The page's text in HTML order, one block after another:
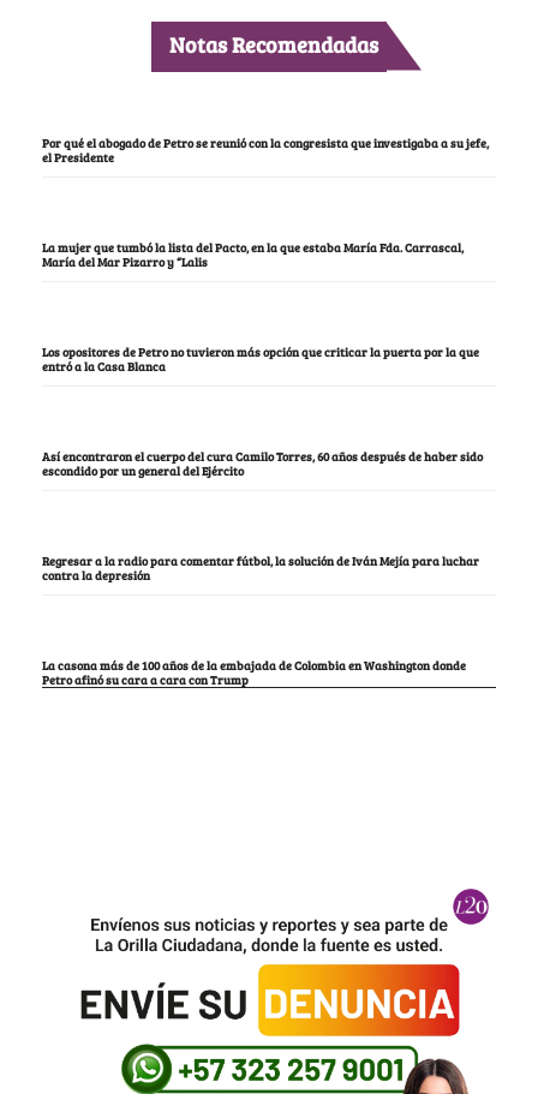
Notas Recomendadas
Por qué el abogado de Petro se reunió con la congresista que investigaba a su jefe,
el Presidente
La mujer que tumbó la lista del Pacto, en la que estaba María Fda. Carrascal,
María del Mar Pizarro y “Lalis
Los opositores de Petro no tuvieron más opción que criticar la puerta por la que
entró a la Casa Blanca
Así encontraron el cuerpo del cura Camilo Torres, 60 años después de haber sido
escondido por un general del Ejército
Regresar a la radio para comentar fútbol, la solución de Iván Mejía para luchar
contra la depresión
La casona más de 100 años de la embajada de Colombia en Washington donde
Petro afinó su cara a cara con Trump